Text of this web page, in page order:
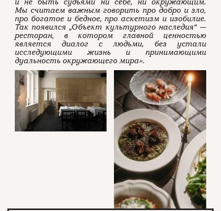
Мы считаем важным говорить про добро и зло,
про богатое и бедное, про аскетизм и изобилие.
Так появился „Объект культурного наследия“ —
ресторан, в котором главной ценностью
является диалог с людьми, без устали
исследующими жизнь и принимающими
дуальность окружающего мира».